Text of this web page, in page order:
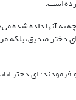
دختر ابوبکر، یا فرمود:
بنا بر نظر شیخ البانی حسن است(همان)،